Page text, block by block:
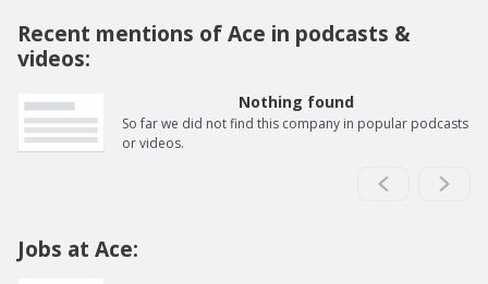
Recent mentions of Ace in podcasts &
videos:
Nothing found
So far we did not find this company in popular podcasts
or videos.
Jobs at Ace: